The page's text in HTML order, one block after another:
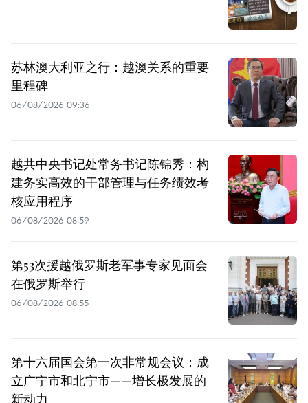
苏林澳大利亚之行：越澳关系的重要
里程碑
06/08/2026 09:36
越共中央书记处常务书记陈锦秀：构
建务实高效的干部管理与任务绩效考
核应用程序
06/08/2026 08:59
第53次援越俄罗斯老军事专家见面会
在俄罗斯举行
06/08/2026 08:55
第十六届国会第一次非常规会议：成
立广宁市和北宁市——增长极发展的
新动力